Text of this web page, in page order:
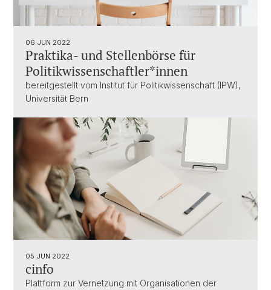
06 JUN 2022
Praktika- und Stellenbörse für
Politikwissenschaftler*innen
bereitgestellt vom Institut für Politikwissenschaft (IPW),
Universität Bern
05 JUN 2022
cinfo
Plattform zur Vernetzung mit Organisationen der